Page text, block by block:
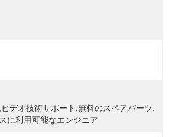
デオ技術サポート,無料のスペアパーツ,
に利用可能なエンジニア